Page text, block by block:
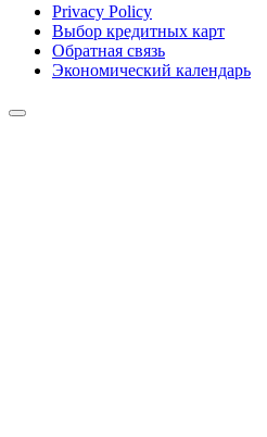
Privacy Policy
Выбор кредитных карт
Обратная связь
Экономический календарь